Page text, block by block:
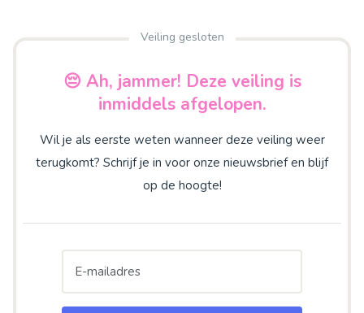
Veiling gesloten
😔 Ah, jammer! Deze veiling is
inmiddels afgelopen.
Wil je als eerste weten wanneer deze veiling weer
terugkomt? Schrijf je in voor onze nieuwsbrief en blijf
op de hoogte!